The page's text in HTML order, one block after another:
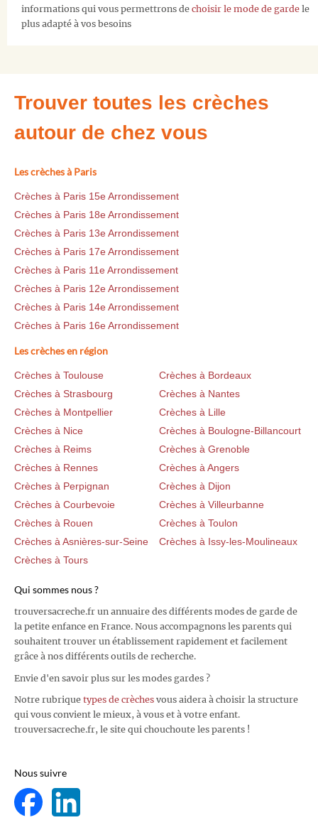
informations qui vous permettrons de choisir le mode de garde le
plus adapté à vos besoins
Trouver toutes les crèches
autour de chez vous
Les crèches à Paris
Crèches à Paris 15e Arrondissement
Crèches à Paris 18e Arrondissement
Crèches à Paris 13e Arrondissement
Crèches à Paris 17e Arrondissement
Crèches à Paris 11e Arrondissement
Crèches à Paris 12e Arrondissement
Crèches à Paris 14e Arrondissement
Crèches à Paris 16e Arrondissement
Les crèches en région
Crèches à Toulouse
Crèches à Bordeaux
Crèches à Strasbourg
Crèches à Nantes
Crèches à Montpellier
Crèches à Lille
Crèches à Nice
Crèches à Boulogne-Billancourt
Crèches à Reims
Crèches à Grenoble
Crèches à Rennes
Crèches à Angers
Crèches à Perpignan
Crèches à Dijon
Crèches à Courbevoie
Crèches à Villeurbanne
Crèches à Rouen
Crèches à Toulon
Crèches à Asnières-sur-Seine
Crèches à Issy-les-Moulineaux
Crèches à Tours
Qui sommes nous ?
trouversacreche.fr un annuaire des différents modes de garde de
la petite enfance en France. Nous accompagnons les parents qui
souhaitent trouver un établissement rapidement et facilement
grâce à nos différents outils de recherche.
Envie d'en savoir plus sur les modes gardes ?
Notre rubrique types de crèches vous aidera à choisir la structure
qui vous convient le mieux, à vous et à votre enfant.
trouversacreche.fr, le site qui chouchoute les parents !
Nous suivre